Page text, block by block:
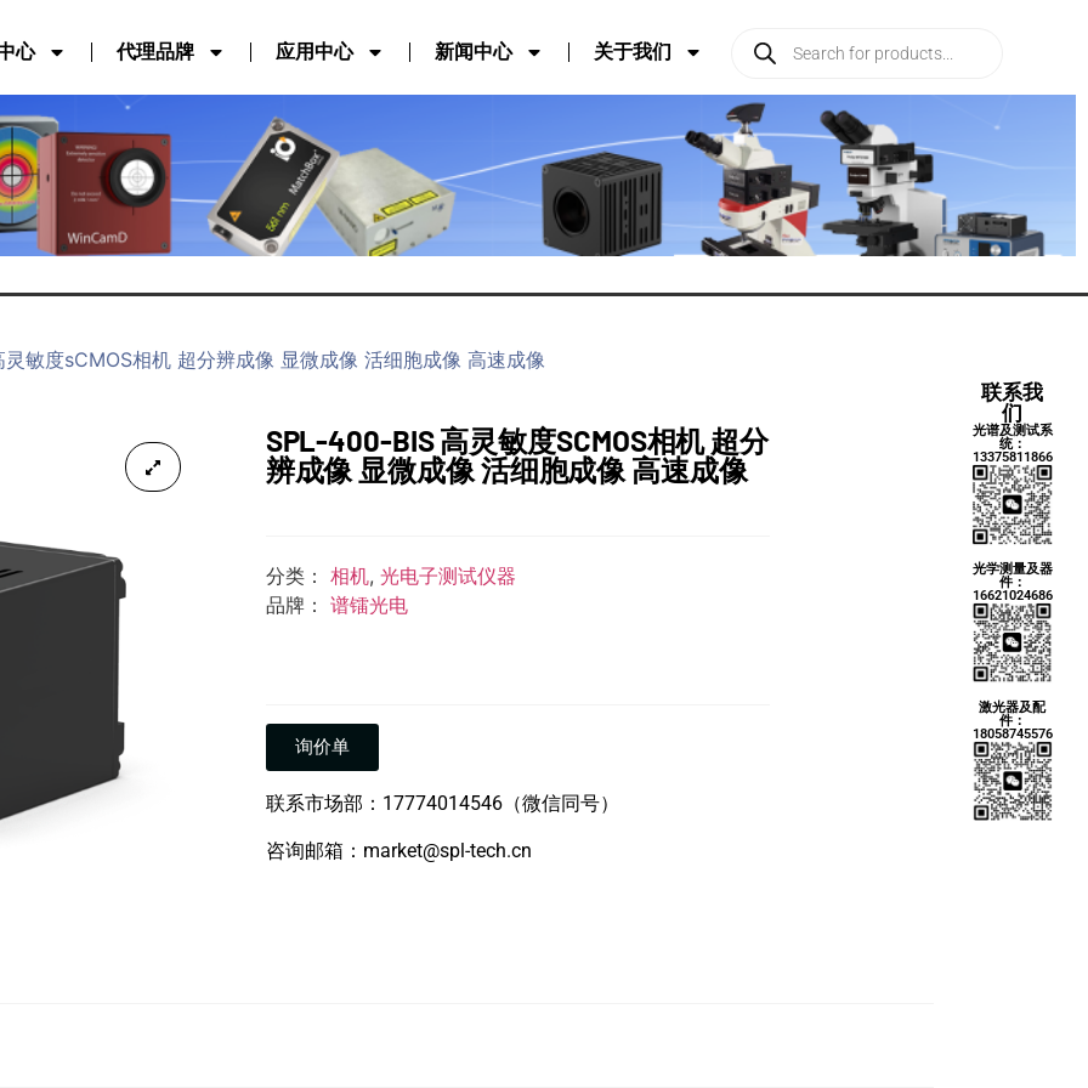
心 代理品牌 应用中心 新闻中心 关于我们
联系我
们
光谱及测试系
统：
13375811866
光学测量及器
件：
16621024686
激光器及配
件：
18058745576
敏度sCMOS相机 超分辨成像 显微成像 活细胞成像 高速成像
SPL-400-BIS 高灵敏度SCMOS相机 超分
辨成像 显微成像 活细胞成像 高速成像
分类： 相机, 光电子测试仪器
品牌： 谱镭光电
询价单
联系市场部：17774014546（微信同号）
咨询邮箱：market@spl-tech.cn